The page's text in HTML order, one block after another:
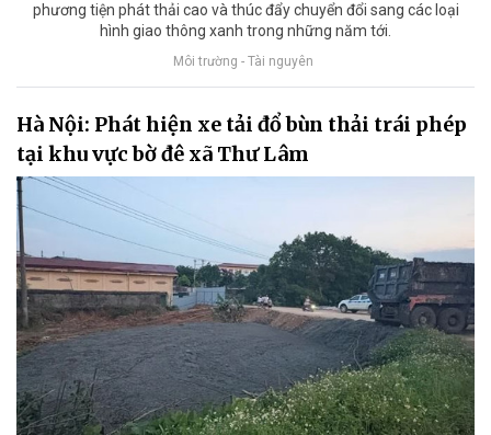
phương tiện phát thải cao và thúc đẩy chuyển đổi sang các loại
hình giao thông xanh trong những năm tới.
Môi trường - Tài nguyên
Hà Nội: Phát hiện xe tải đổ bùn thải trái phép
tại khu vực bờ đê xã Thư Lâm